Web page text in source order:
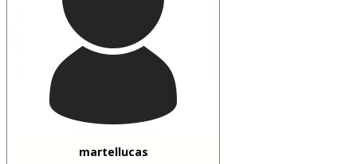
martellucas